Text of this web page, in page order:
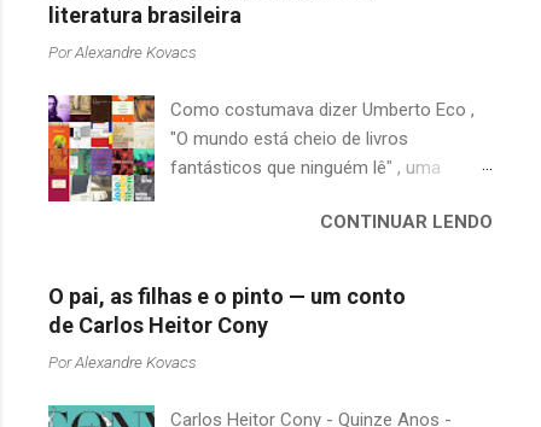
literatura brasileira
PorAlexandre Kovacs
Como costumava dizer Umberto Eco ,
"O mundo está cheio de livros
fantásticos que ninguém lê" , uma
quando falamos de clássicos da
escritores brasileiros, somos forçados
a uma avaliação burocrática na escola e
acabamos adquirindo uma certa
antipatia a determinado livro ou autor
CONTINUAR LENDO
O pai, as filhas e o pinto — um conto
de Carlos Heitor Cony
PorAlexandre Kovacs
Carlos Heitor Cony - Quinze Anos -